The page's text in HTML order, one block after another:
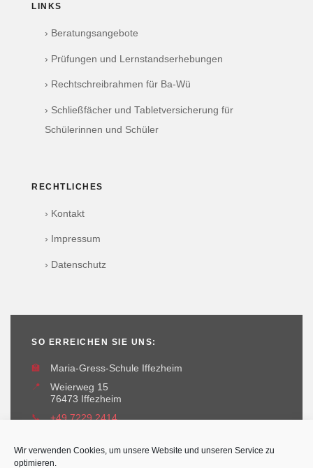
Wir verwenden Cookies, um unsere Website und unseren Service zu
optimieren.
LINKS
› Beratungsangebote
› Prüfungen und Lernstandserhebungen
› Rechtschreibrahmen für Ba-Wü
› Schließfächer und Tabletversicherung für
Schülerinnen und Schüler
RECHTLICHES
› Kontakt
› Impressum
› Datenschutz
SO ERREICHEN SIE UNS:
🏫
Maria-Gress-Schule Iffezheim
📍
Weierweg 15
76473 Iffezheim
📞
+49 7229 2414